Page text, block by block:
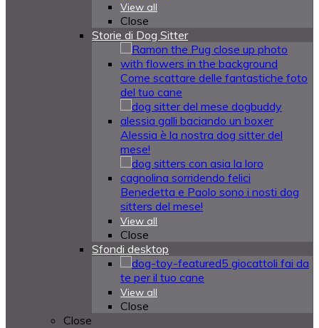
View all
Close
Storie di Dog Sitter
Come scattare delle fantastiche foto
del tuo cane
Alessia è la nostra dog sitter del
mese!
Benedetta e Paolo sono i nosti dog
sitters del mese!
View all
Close
Sfondi desktop
5 giocattoli fai da
te per il tuo cane
View all
Close
Close